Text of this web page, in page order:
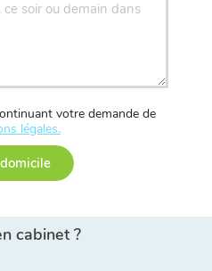
votre demande de
légales.
cabinet ?